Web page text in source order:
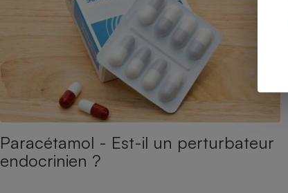
Paracétamol - Est-il un perturbateur
endocrinien ?